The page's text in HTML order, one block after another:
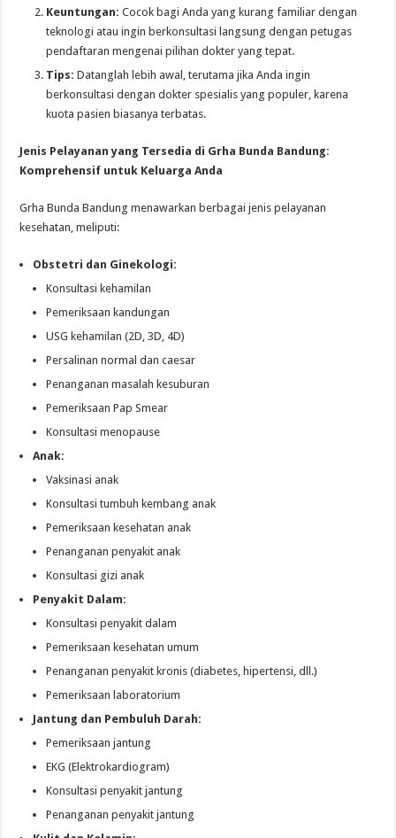
Keuntungan: Cocok bagi Anda yang kurang familiar dengan
teknologi atau ingin berkonsultasi langsung dengan petugas
pendaftaran mengenai pilihan dokter yang tepat.
Tips: Datanglah lebih awal, terutama jika Anda ingin
berkonsultasi dengan dokter spesialis yang populer, karena
kuota pasien biasanya terbatas.
Jenis Pelayanan yang Tersedia di Grha Bunda Bandung:
Komprehensif untuk Keluarga Anda
Grha Bunda Bandung menawarkan berbagai jenis pelayanan
kesehatan, meliputi:
Obstetri dan Ginekologi:
Konsultasi kehamilan
Pemeriksaan kandungan
USG kehamilan (2D, 3D, 4D)
Persalinan normal dan caesar
Penanganan masalah kesuburan
Pemeriksaan Pap Smear
Konsultasi menopause
Anak:
Vaksinasi anak
Konsultasi tumbuh kembang anak
Pemeriksaan kesehatan anak
Penanganan penyakit anak
Konsultasi gizi anak
Penyakit Dalam:
Konsultasi penyakit dalam
Pemeriksaan kesehatan umum
Penanganan penyakit kronis (diabetes, hipertensi, dll.)
Pemeriksaan laboratorium
Jantung dan Pembuluh Darah:
Pemeriksaan jantung
EKG (Elektrokardiogram)
Konsultasi penyakit jantung
Penanganan penyakit jantung